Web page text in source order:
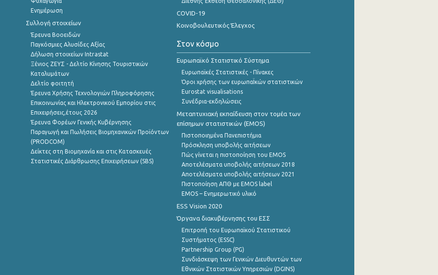
Ενημέρωση
Συλλογή στοιχείων
Έρευνα Βοοειδών
Παγκόσμιες Αλυσίδες Αξίας
Δήλωση στοιχείων Intrastat
Ξένιος ΖΕΥΣ - Δελτίο Κίνησης Τουριστικών
Καταλυμάτων
Δελτίο φοιτητή
Έρευνα Χρήσης Τεχνολογιών Πληροφόρησης
Επικοινωνίας και Ηλεκτρονικού Εμπορίου στις
Επιχειρήσεις,έτους 2026
Έρευνα Φορέων Γενικής Κυβέρνησης
Παραγωγή και Πωλήσεις Βιομηχανικών Προϊόντων
(PRODCOM)
Δείκτες στη Βιομηχανία και στις Κατασκευές
Στατιστικές Διάρθρωσης Επιχειρήσεων (SBS)
COVID-19
Κοινοβουλευτικός Έλεγχος
Στον κόσμο
Ευρωπαϊκό Στατιστικό Σύστημα
Ευρωπαϊκές Στατιστικές - Πίνακες
Όροι χρήσης των ευρωπαΪκών στατιστικών
Eurostat visualisations
Συνέδρια-εκδηλώσεις
Μεταπτυχιακή εκπαίδευση στον τομέα των
επίσημων στατιστικών (EMOS)
Πιστοποιημένα Πανεπιστήμια
Πρόσκληση υποβολής αιτήσεων
Πώς γίνεται η πιστοποίηση του EMOS
Αποτελέσματα υποβολής αιτήσεων 2018
Αποτελέσματα υποβολής αιτήσεων 2021
Πιστοποίηση ΑΠΘ με EMOS label
EMOS – Ενημερωτικό υλικό
ESS Vision 2020
Όργανα διακυβέρνησης του ΕΣΣ
Επιτροπή του Ευρωπαϊκού Στατιστικού
Συστήματος (ESSC)
Partnership Group (PG)
Συνδιάσκεψη των Γενικών Διευθυντών των
Εθνικών Στατιστικών Υπηρεσιών (DGINS)